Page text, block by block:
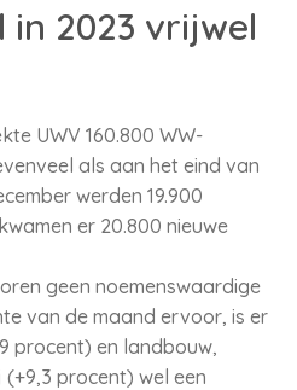
in 2023 vrijwel
UWV 160.800 WW-
als aan het eind van
werden 19.900
er 20.800 nieuwe
geen noemenswaardige
van de maand ervoor, is er
procent) en landbouw,
procent) wel een